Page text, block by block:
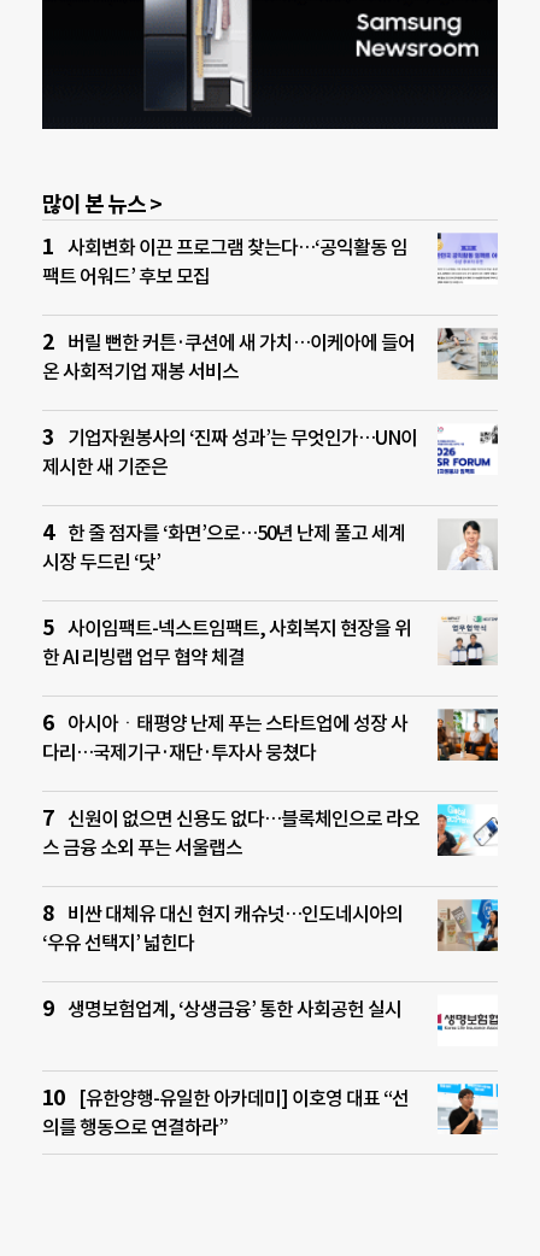
많이 본 뉴스 >
사회변화 이끈 프로그램 찾는다…‘공익활동 임
팩트 어워드’ 후보 모집
버릴 뻔한 커튼·쿠션에 새 가치…이케아에 들어
온 사회적기업 재봉 서비스
기업자원봉사의 ‘진짜 성과’는 무엇인가…UN이
제시한 새 기준은
한 줄 점자를 ‘화면’으로…50년 난제 풀고 세계
시장 두드린 ‘닷’
사이임팩트-넥스트임팩트, 사회복지 현장을 위
한 AI 리빙랩 업무 협약 체결
아시아ㆍ태평양 난제 푸는 스타트업에 성장 사
다리…국제기구·재단·투자사 뭉쳤다
신원이 없으면 신용도 없다…블록체인으로 라오
스 금융 소외 푸는 서울랩스
비싼 대체유 대신 현지 캐슈넛…인도네시아의
‘우유 선택지’ 넓힌다
생명보험업계, ‘상생금융’ 통한 사회공헌 실시
[유한양행-유일한 아카데미] 이호영 대표 “선
의를 행동으로 연결하라”